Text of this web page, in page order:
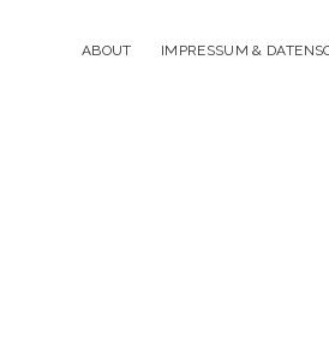
ABOUT IMPRESSUM &